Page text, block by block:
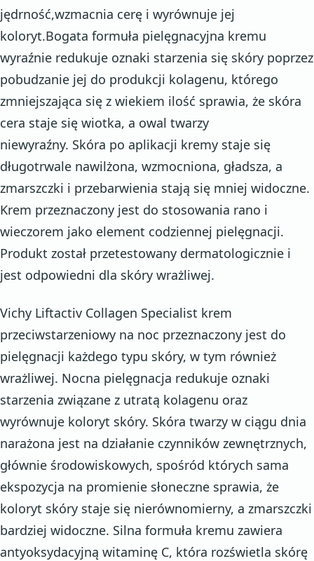
jędrność,wzmacnia cerę i wyrównuje jej
koloryt.Bogata formuła pielęgnacyjna kremu
wyraźnie redukuje oznaki starzenia się skóry poprzez
pobudzanie jej do produkcji kolagenu, którego
zmniejszająca się z wiekiem ilość sprawia, że skóra
cera staje się wiotka, a owal twarzy
niewyraźny. Skóra po aplikacji kremy staje się
długotrwale nawilżona, wzmocniona, gładsza, a
zmarszczki i przebarwienia stają się mniej widoczne.
Krem przeznaczony jest do stosowania rano i
wieczorem jako element codziennej pielęgnacji.
Produkt został przetestowany dermatologicznie i
jest odpowiedni dla skóry wrażliwej.
Vichy Liftactiv Collagen Specialist krem
przeciwstarzeniowy na noc przeznaczony jest do
pielęgnacji każdego typu skóry, w tym również
wrażliwej. Nocna pielęgnacja redukuje oznaki
starzenia związane z utratą kolagenu oraz
wyrównuje koloryt skóry. Skóra twarzy w ciągu dnia
narażona jest na działanie czynników zewnętrznych,
głównie środowiskowych, spośród których sama
ekspozycja na promienie słoneczne sprawia, że
koloryt skóry staje się nierównomierny, a zmarszczki
bardziej widoczne. Silna formuła kremu zawiera
antyoksydacyjną witaminę C, która rozświetla skórę